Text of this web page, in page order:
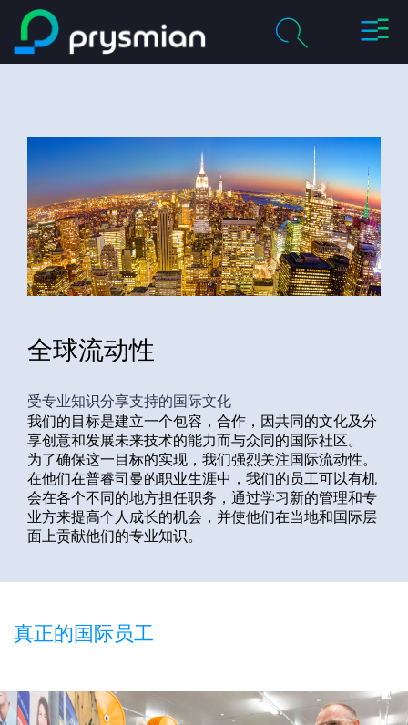
跳至主要内容
切
产品及解决方案 chevron_right
历程
职业 chevron_right
联系我们
媒体
我的普睿司曼
全球网站
全球流动性
受专业知识分享支持的国际文化
我们的目标是建立一个包容，合作，因共同的文化及分
享创意和发展未来技术的能力而与众同的国际社区。
为了确保这一目标的实现，我们强烈关注国际流动性。
在他们在普睿司曼的职业生涯中，我们的员工可以有机
会在各个不同的地方担任职务，通过学习新的管理和专
业方来提高个人成长的机会，并使他们在当地和国际层
面上贡献他们的专业知识。
真正的国际员工